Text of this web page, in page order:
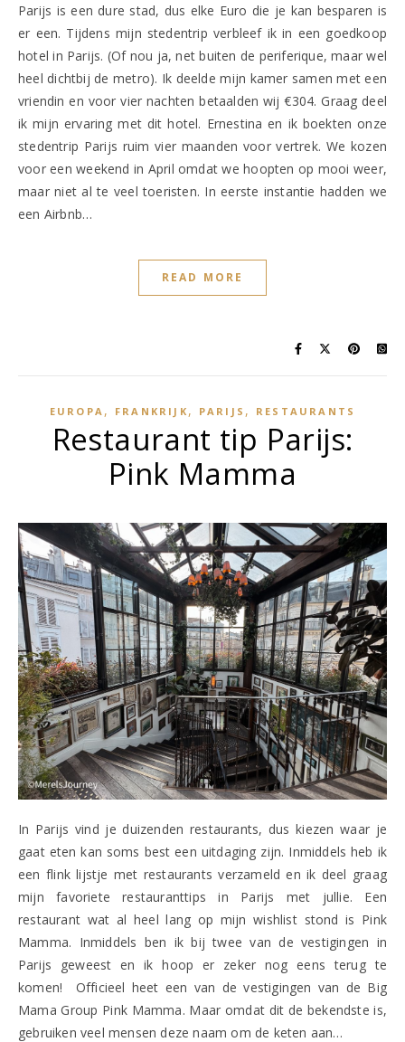
Parijs is een dure stad, dus elke Euro die je kan besparen is
er een. Tijdens mijn stedentrip verbleef ik in een goedkoop
hotel in Parijs. (Of nou ja, net buiten de periferique, maar wel
heel dichtbij de metro). Ik deelde mijn kamer samen met een
vriendin en voor vier nachten betaalden wij €304. Graag deel
ik mijn ervaring met dit hotel. Ernestina en ik boekten onze
stedentrip Parijs ruim vier maanden voor vertrek. We kozen
voor een weekend in April omdat we hoopten op mooi weer,
maar niet al te veel toeristen. In eerste instantie hadden we
een Airbnb…
READ MORE
EUROPA , FRANKRIJK , PARIJS , RESTAURANTS
Restaurant tip Parijs:
Pink Mamma
In Parijs vind je duizenden restaurants, dus kiezen waar je
gaat eten kan soms best een uitdaging zijn. Inmiddels heb ik
een flink lijstje met restaurants verzameld en ik deel graag
mijn favoriete restauranttips in Parijs met jullie. Een
restaurant wat al heel lang op mijn wishlist stond is Pink
Mamma. Inmiddels ben ik bij twee van de vestigingen in
Parijs geweest en ik hoop er zeker nog eens terug te
komen! Officieel heet een van de vestigingen van de Big
Mama Group Pink Mamma. Maar omdat dit de bekendste is,
gebruiken veel mensen deze naam om de keten aan…